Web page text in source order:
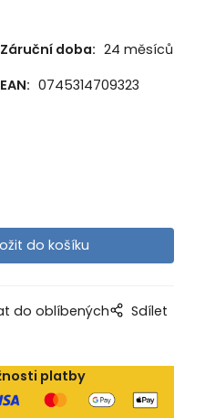
Záruční doba: 24 měsíců
EAN: 0745314709323
do oblíbených Sdílet
platby